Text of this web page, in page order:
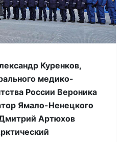
Куренков,
медико-
России Вероника
Ямало-Ненецкого
Артюхов